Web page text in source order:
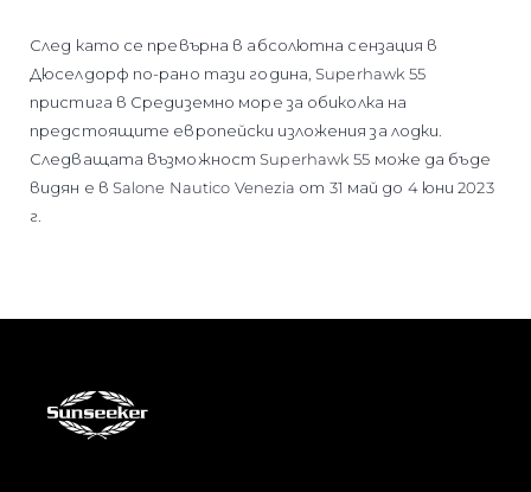
След като се превърна в абсолютна сензация в
Дюселдорф по-рано тази година, Superhawk 55
пристига в Средиземно море за обиколка на
предстоящите европейски изложения за лодки.
Следващата възможност Superhawk 55 може да бъде
видян е в Salone Nautico Venezia от 31 май до 4 юни 2023
г.